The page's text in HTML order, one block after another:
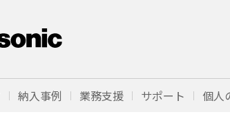
納入事例 業務支援 サポート 個人